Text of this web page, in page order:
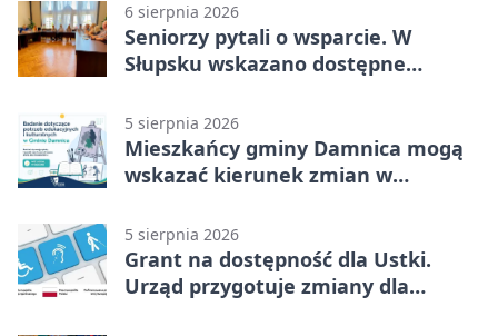
6 sierpnia 2026
Seniorzy pytali o wsparcie. W
Słupsku wskazano dostępne
5 sierpnia 2026
Mieszkańcy gminy Damnica mogą
wskazać kierunek zmian w
5 sierpnia 2026
Grant na dostępność dla Ustki.
Urząd przygotuje zmiany dla